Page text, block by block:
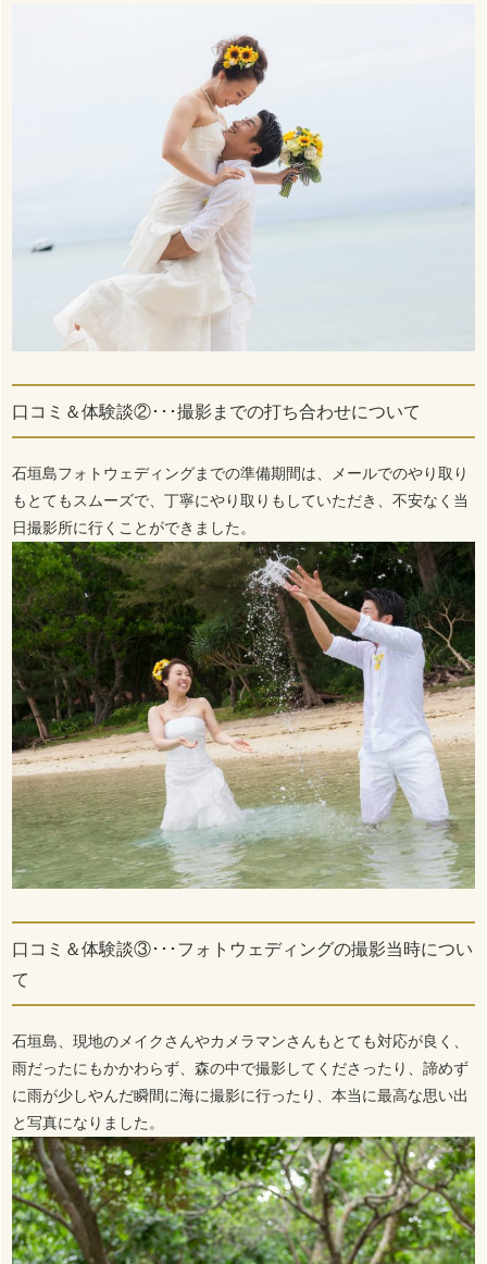
口コミ＆体験談②･･･撮影までの打ち合わせについて
石垣島フォトウェディングまでの準備期間は、メールでのやり取り
もとてもスムーズで、丁寧にやり取りもしていただき、不安なく当
日撮影所に行くことができました。
口コミ＆体験談③･･･フォトウェディングの撮影当時につい
て
石垣島、現地のメイクさんやカメラマンさんもとても対応が良く、
雨だったにもかかわらず、森の中で撮影してくださったり、諦めず
に雨が少しやんだ瞬間に海に撮影に行ったり、本当に最高な思い出
と写真になりました。